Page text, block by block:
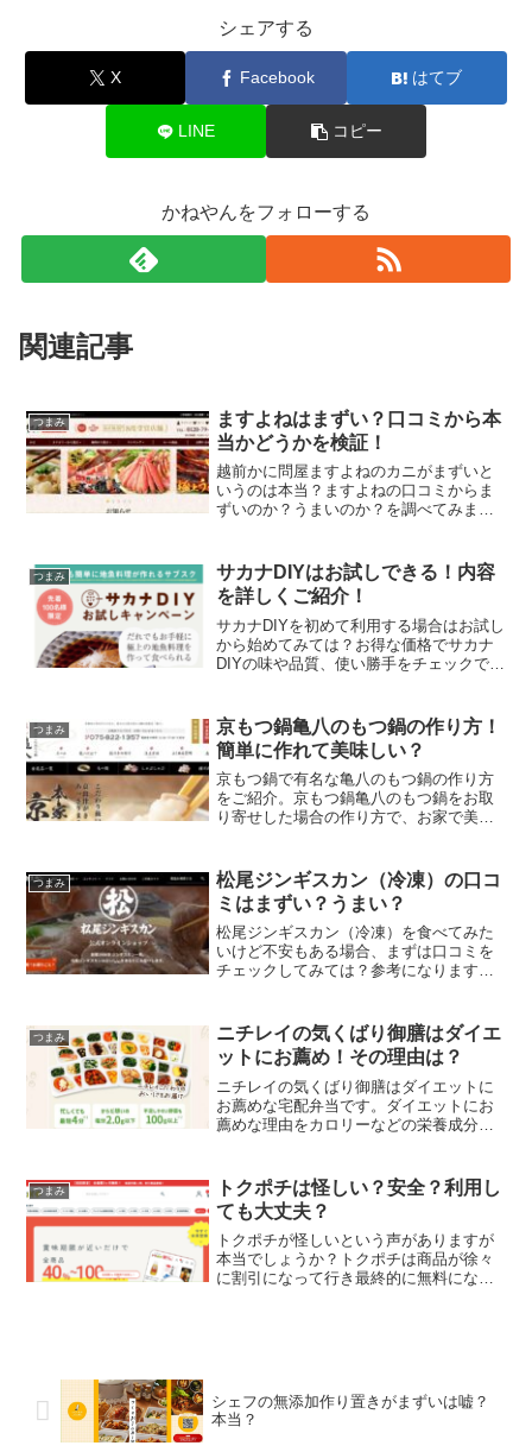
シェアする
X Facebook はてブ
LINE コピー
かねやんをフォローする
関連記事
つまみ
ますよねはまずい？口コミから本
当かどうかを検証！
越前かに問屋ますよねのカニがまずいと
いうのは本当？ますよねの口コミからま
ずいのか？うまいのか？を調べてみまし
つまみ
サカナDIYはお試しできる！内容
を詳しくご紹介！
サカナDIYを初めて利用する場合はお試し
から始めてみては？お得な価格でサカナ
DIYの味や品質、使い勝手をチェックでき
しくご紹介します！
つまみ
京もつ鍋亀八のもつ鍋の作り方！
簡単に作れて美味しい？
京もつ鍋で有名な亀八のもつ鍋の作り方
をご紹介。京もつ鍋亀八のもつ鍋をお取
り寄せした場合の作り方で、お家で美味
つまみ
松尾ジンギスカン（冷凍）の口コ
ミはまずい？うまい？
松尾ジンギスカン（冷凍）を食べてみた
いけど不安もある場合、まずは口コミを
チェックしてみては？参考になりますか
ン（冷凍）の口コミってまずいの？うま
いの？どうなのでしょう？
つまみ
ニチレイの気くばり御膳はダイエ
ットにお薦め！その理由は？
ニチレイの気くばり御膳はダイエットに
お薦めな宅配弁当です。ダイエットにお
薦めな理由をカロリーなどの栄養成分や
トを考えているなら参考にしてみて下さ
い！
つまみ
トクポチは怪しい？安全？利用し
ても大丈夫？
トクポチが怪しいという声がありますが
本当でしょうか？トクポチは商品が徐々
に割引になって行き最終的に無料になる
シェフの無添加作り置きがまずいは嘘？
本当？